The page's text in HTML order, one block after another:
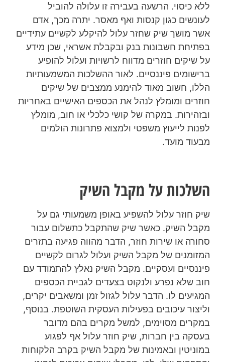
ללא כיסוי. הרשעה בעבירה זו עלולה להוביל
לעונשים כגון קנסות ואף מאסר. יתרה מכך, אדם
אשר מושך שיק שחזר עלול להיקלע לקשיים עתידיים
בפתיחת חשבונות בנק ובקבלת אשראי, שכן מידע
על שיקים חוזרים מדווח לרשויות ועלול להופיע
ברישומים פיננסיים. לאור ההשלכות המשמעותיות
הללו, חשוב מאוד להימנע ממצבים של שיקים
חוזרים ומומלץ לנהל את הכספים האישיים באחריות
ובזהירות. במקרה של קושי כלכלי או חוב, מומלץ
לפנות לייעוץ משפטי ולמצוא פתרונות הולמים
מבעוד מועד.
השלכות על מקבל השיק
שיק חוזר עלול להשפיע באופן משמעותי גם על
מקבל השיק. כאשר שיק שהתקבל כתשלום עבור
סחורה או שירות חוזר, הדבר מהווה פגיעה בתזרים
המזומנים של מקבל השיק ועלול לגרום לקשיים
פיננסיים ועסקיים. מקבל השיק נאלץ להתמודד עם
חוב שלא נפרע ולנקוט בצעדים לגביית הכספים
המגיעים לו. הדבר עלול לגזול זמן ומשאבים יקרים,
וליצור עיכובים בפעילות העסקית השוטפת. בנוסף,
במקרים מסוימים, למשל מקרים בהם מדובר
בעסקה בין חברות, שיק חוזר עלול אף לפגוע
במוניטין ובאמינות של מקבל השיק בקרב הלקוחות